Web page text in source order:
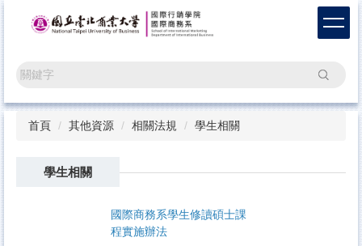
區
搜尋
首頁 其他資源 相關法規 學生相關
學生相關
國際商務系學生修讀碩士課
程實施辦法